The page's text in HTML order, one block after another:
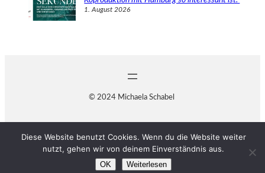
1. August 2026
© 2024 Michaela Schabel
Diese Website benutzt Cookies. Wenn du die Website weiter
nutzt, gehen wir von deinem Einverständnis aus.
OK Weiterlesen